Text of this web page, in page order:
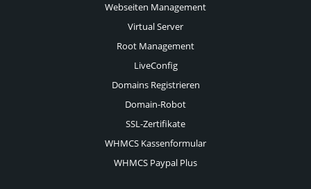
Webseiten Management
Virtual Server
Root Management
LiveConfig
Domains Registrieren
Domain-Robot
SSL-Zertifikate
WHMCS Kassenformular
WHMCS Paypal Plus